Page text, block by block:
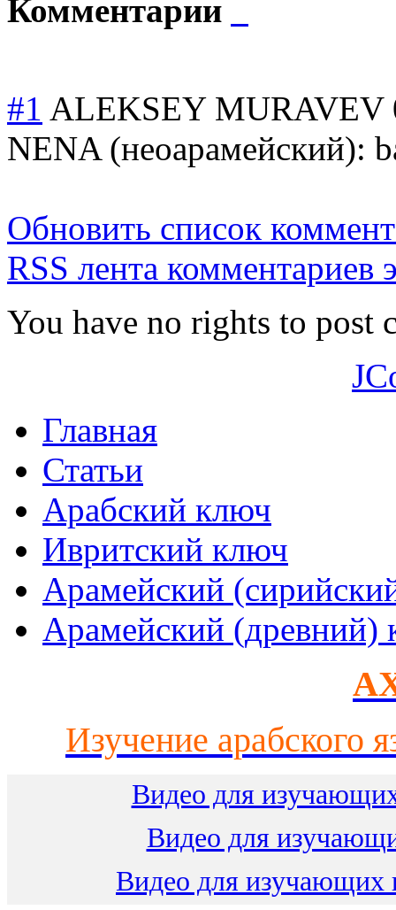
Комментарии
#1 ALEKSEY MURAVEV
NENA (неоарамейский):
Обновить список
RSS лента комментариев
You have no rights to post
Главная
Статьи
Арабский ключ
Ивритский ключ
Арамейский
Арамейский (древний)
Изучение арабского
Видео для
Видео для
Видео для изучающих